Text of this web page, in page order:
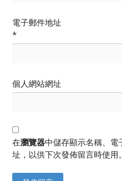
電子郵件地址
*
個人網站網址
在瀏覽器中儲存顯示名稱、電
址，以供下次發佈留言時使用。